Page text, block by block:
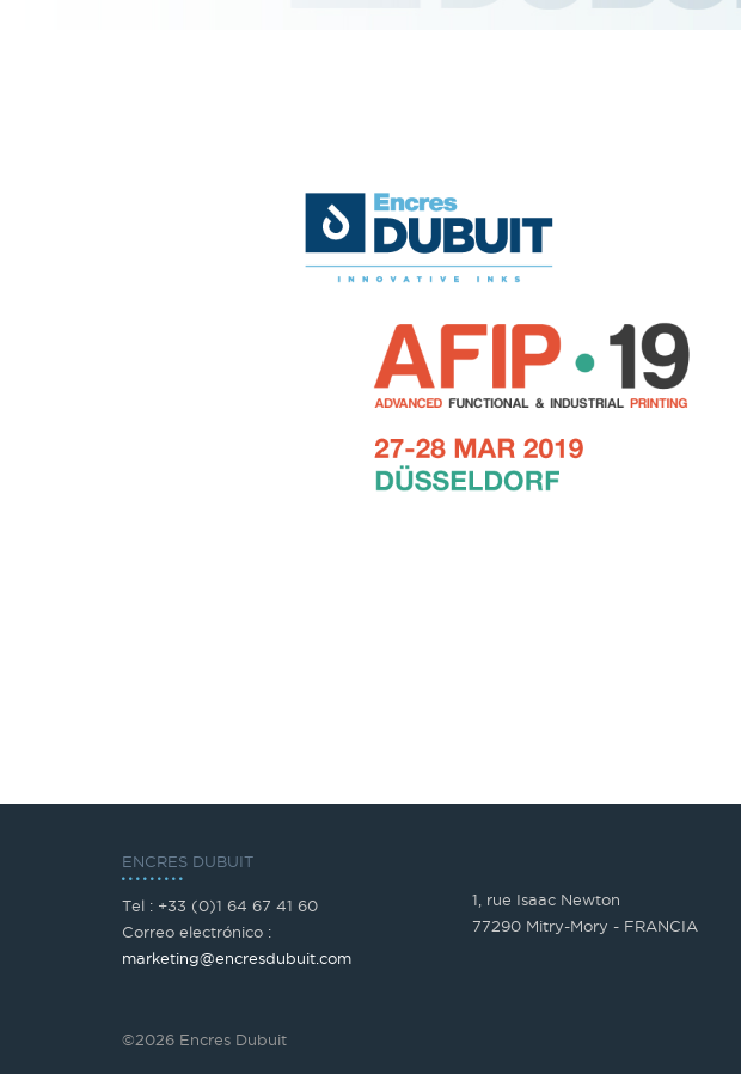
ENCRES DUBUIT
Tel : +33 (0)1 64 67 41 60
Correo electrónico :
marketing@encresdubuit.com
1, rue Isaac Newton
77290 Mitry-Mory - FRANCIA
©2026 Encres Dubuit